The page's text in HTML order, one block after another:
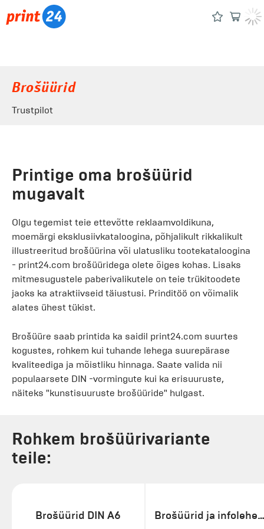
Brošüürid
Trustpilot
Printige oma brošüürid
mugavalt
Olgu tegemist teie ettevõtte reklaamvoldikuna,
moemärgi eksklusiivkataloogina, põhjalikult rikkalikult
illustreeritud brošüürina või ulatusliku tootekataloogina
- print24.com brošüüridega olete õiges kohas. Lisaks
mitmesugustele paberivalikutele on teie trükitoodete
jaoks ka atraktiivseid täiustusi. Prinditöö on võimalik
alates ühest tükist.
Brošüüre saab printida ka saidil print24.com suurtes
kogustes, rohkem kui tuhande lehega suurepärase
kvaliteediga ja mõistliku hinnaga. Saate valida nii
populaarsete DIN -vormingute kui ka erisuuruste,
näiteks "kunstisuuruste brošüüride" hulgast.
Rohkem brošüürivariante
teile:
Brošüürid DIN A6 Brošüürid ja infolehed